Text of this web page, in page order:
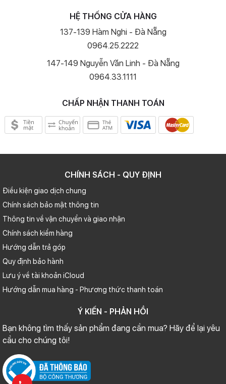
HỆ THỐNG CỬA HÀNG
137-139 Hàm Nghi - Đà Nẵng
0964.25.2222
147-149 Nguyễn Văn Linh - Đà Nẵng
0964.33.1111
CHẤP NHẬN THANH TOÁN
CHÍNH SÁCH - QUY ĐỊNH
Điều kiện giao dịch chung
Chính sách bảo mật thông tin
Thông tin về vận chuyển và giao nhận
Chính sách kiểm hàng
Hướng dẫn trả góp
Quy định bảo hành
Lưu ý về tài khoản iCloud
Hướng dẫn mua hàng - Phương thức thanh toán
Ý KIẾN - PHẢN HỒI
Bạn không tìm thấy sản phẩm đang cần mua? Hãy để lại yêu
cầu cho chúng tôi!